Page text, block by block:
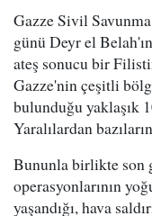
Gazze Sivil
günü Deyr el
ateş sonucu bir
Gazze'nin çeşitli
bulunduğu yaklaşık
Yaralılardan
Bununla birlikte son
operasyonlarının
yaşandığı, hava